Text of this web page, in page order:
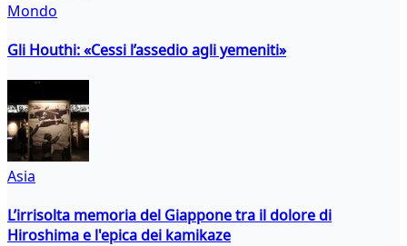
Mondo
Gli Houthi: «Cessi l’assedio agli yemeniti»
Asia
L’irrisolta memoria del Giappone tra il dolore di
Hiroshima e l'epica dei kamikaze